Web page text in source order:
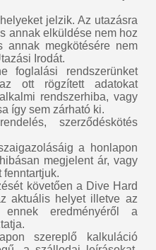
jelzik. Az utazásra
annak elküldése nem hoz
annak megkötésére nem
Irodát.
foglalási rendszerünket
ott rögzített adatokat
rendszerhiba, vagy
így sem zárható ki.
szerződéskötés
a honlapon
megjelent ár, vagy
fenntartjuk.
követően a Dive Hard
aktuális helyet illetve az
eredményéről a
szereplő kalkuláció